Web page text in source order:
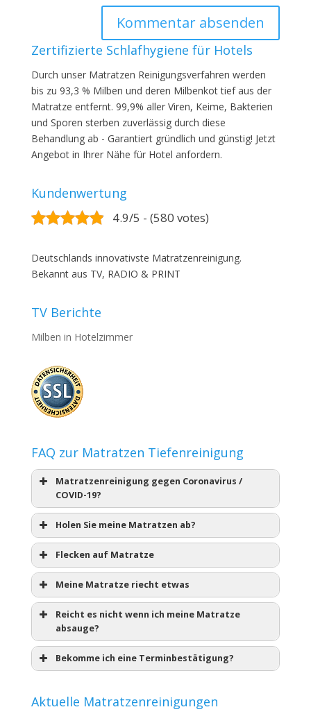
Zertifizierte Schlafhygiene für Hotels
Durch unser Matratzen Reinigungsverfahren werden
bis zu 93,3 % Milben und deren Milbenkot tief aus der
Matratze entfernt. 99,9% aller Viren, Keime, Bakterien
und Sporen sterben zuverlässig durch diese
Behandlung ab - Garantiert gründlich und günstig! Jetzt
Angebot in Ihrer Nähe für Hotel anfordern.
Kundenwertung
4.9/5 - (580 votes)
Deutschlands innovativste Matratzenreinigung.
Bekannt aus TV, RADIO & PRINT
TV Berichte
Milben in Hotelzimmer
FAQ zur Matratzen Tiefenreinigung
Matratzenreinigung gegen Coronavirus /
COVID-19?
Holen Sie meine Matratzen ab?
Flecken auf Matratze
Meine Matratze riecht etwas
Reicht es nicht wenn ich meine Matratze
absauge?
Bekomme ich eine Terminbestätigung?
Aktuelle Matratzenreinigungen